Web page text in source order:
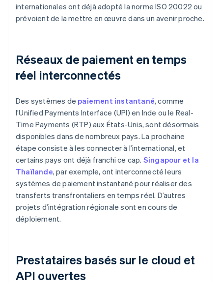
internationales ont déjà adopté la norme ISO 20022 ou
prévoient de la mettre en œuvre dans un avenir proche.
Réseaux de paiement en temps
réel interconnectés
Des systèmes de paiement instantané, comme
l’Unified Payments Interface (UPI) en Inde ou le Real-
Time Payments (RTP) aux États-Unis, sont désormais
disponibles dans de nombreux pays. La prochaine
étape consiste à les connecter à l’international, et
certains pays ont déjà franchi ce cap. Singapour et la
Thaïlande, par exemple, ont interconnecté leurs
systèmes de paiement instantané pour réaliser des
transferts transfrontaliers en temps réel. D’autres
projets d’intégration régionale sont en cours de
déploiement.
Prestataires basés sur le cloud et
API ouvertes